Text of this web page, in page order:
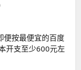
便按最便宜的百度
开支至少600元左